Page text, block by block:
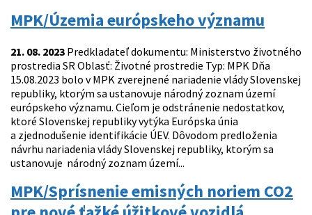
MPK/Územia európskeho významu
21. 08. 2023 Predkladateľ dokumentu: Ministerstvo životného
prostredia SR Oblasť: Životné prostredie Typ: MPK Dňa
15.08.2023 bolo v MPK zverejnené nariadenie vlády Slovenskej
republiky, ktorým sa ustanovuje národný zoznam území
európskeho významu. Cieľom je odstránenie nedostatkov,
ktoré Slovenskej republiky vytýka Európska únia
a zjednodušenie identifikácie ÚEV. Dôvodom predloženia
návrhu nariadenia vlády Slovenskej republiky, ktorým sa
ustanovuje národný zoznam území...
MPK/Sprísnenie emisných noriem CO2